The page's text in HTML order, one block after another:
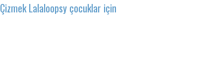
Çizmek Lalaloopsy çocuklar için